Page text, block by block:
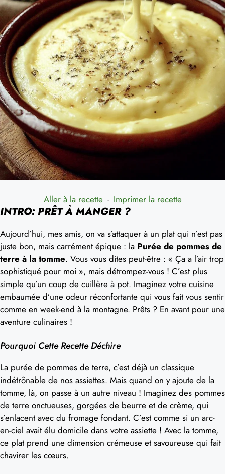
Aller à la recette · Imprimer la recette
INTRO: PRÊT À MANGER ?
Aujourd’hui, mes amis, on va s’attaquer à un plat qui n’est pas
juste bon, mais carrément épique : la Purée de pommes de
terre à la tomme. Vous vous dites peut-être : « Ça a l’air trop
sophistiqué pour moi », mais détrompez-vous ! C’est plus
simple qu’un coup de cuillère à pot. Imaginez votre cuisine
embaumée d’une odeur réconfortante qui vous fait vous sentir
comme en week-end à la montagne. Prêts ? En avant pour une
aventure culinaires !
Pourquoi Cette Recette Déchire
La purée de pommes de terre, c’est déjà un classique
indétrônable de nos assiettes. Mais quand on y ajoute de la
tomme, là, on passe à un autre niveau ! Imaginez des pommes
de terre onctueuses, gorgées de beurre et de crème, qui
s’enlacent avec du fromage fondant. C’est comme si un arc-
en-ciel avait élu domicile dans votre assiette ! Avec la tomme,
ce plat prend une dimension crémeuse et savoureuse qui fait
chavirer les cœurs.